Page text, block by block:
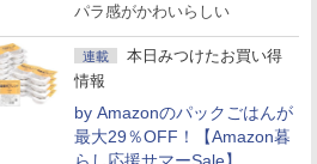
パラ感がかわいらしい
連載
本日みつけたお買い得
情報
by Amazonのパックごはんが
最大29％OFF！【Amazon暮